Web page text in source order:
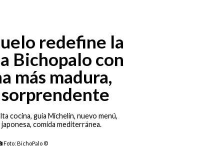
redefine la
Bichopalo con
más madura,
cocina, guía Michelín, nuevo menú,
comida mediterránea.
Foto: BichoPalo ©